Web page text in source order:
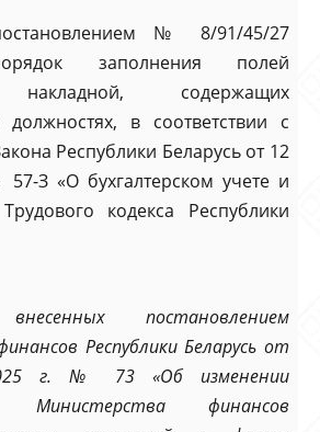
№ 8/91/45/27
заполнения полей
накладной, содержащих
в соответствии с
Республики Беларусь от 12
З «О бухгалтерском учете и
кодекса Республики
постановлением
Республики Беларусь от
г. № 73 «Об изменении
Министерства финансов